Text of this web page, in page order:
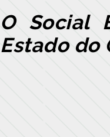
O Social
Estado do